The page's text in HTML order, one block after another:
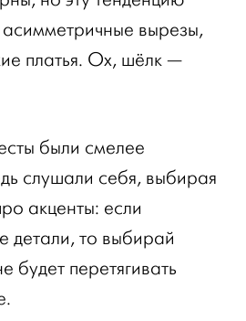
вырезы,
платья. Ох, шёлк —
были смелее
слушали себя, выбирая
акценты: если
детали, то выбирай
будет перетягивать